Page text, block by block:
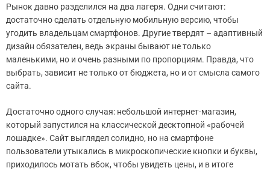
Рынок давно разделился на два лагеря. Одни считают:
достаточно сделать отдельную мобильную версию, чтобы
угодить владельцам смартфонов. Другие твердят – адаптивный
дизайн обязателен, ведь экраны бывают не только
маленькими, но и очень разными по пропорциям. Правда, что
выбрать, зависит не только от бюджета, но и от смысла самого
сайта.
Достаточно одного случая: небольшой интернет-магазин,
который запустился на классической десктопной «рабочей
лошадке». Сайт выглядел солидно, но на смартфоне
пользователи утыкались в микроскопические кнопки и буквы,
приходилось мотать вбок, чтобы увидеть цены, и в итоге